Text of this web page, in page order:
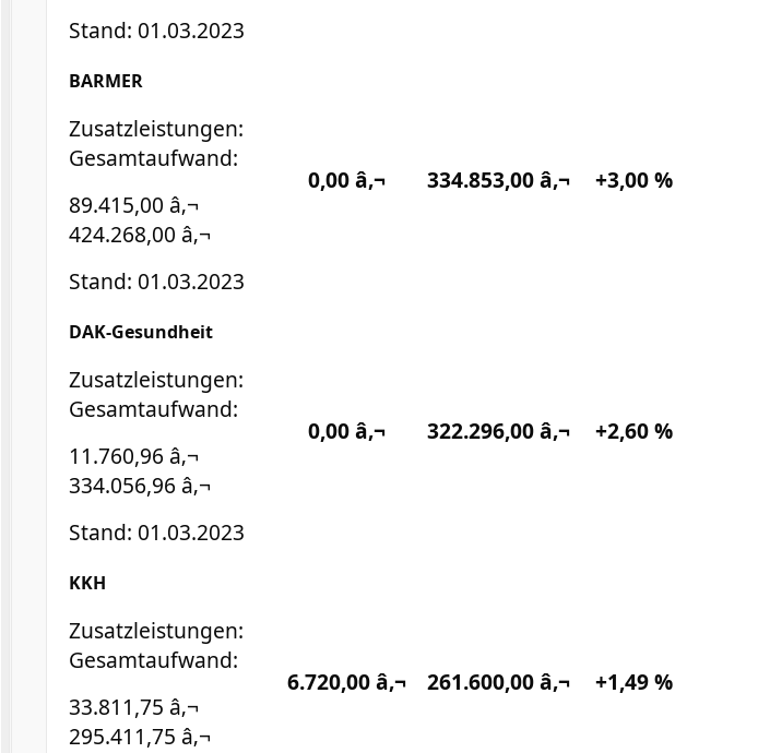
Stand: 01.03.2023
BARMER
Zusatzleistungen:
Gesamtaufwand:
89.415,00 â‚¬
424.268,00 â‚¬
Stand: 01.03.2023
0,00 â‚¬ 334.853,00 â‚¬ +3,00 %
DAK-Gesundheit
Zusatzleistungen:
Gesamtaufwand:
11.760,96 â‚¬
334.056,96 â‚¬
Stand: 01.03.2023
0,00 â‚¬ 322.296,00 â‚¬ +2,60 %
KKH
Zusatzleistungen:
Gesamtaufwand:
33.811,75 â‚¬
295.411,75 â‚¬
6.720,00 â‚¬ 261.600,00 â‚¬ +1,49 %